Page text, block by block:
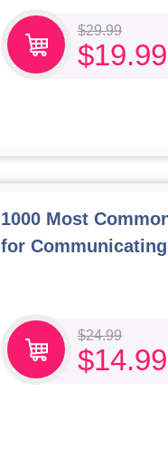
$29.99
$19.99
1000 Most
for
$24.99
$14.99